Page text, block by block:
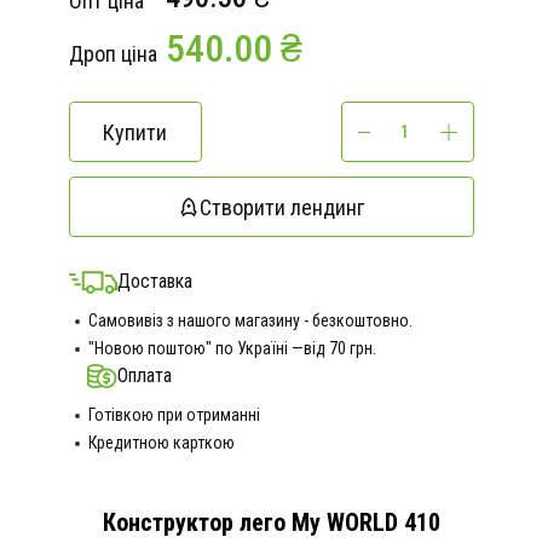
Дроп ціна 540.00 ₴
Купити
Створити лендинг
Доставка
Самовивіз з нашого магазину - безкоштовно.
"Новою поштою" по Україні —від 70 грн.
Оплата
Готівкою при отриманні
Кредитною карткою
Конструктор лего My WORLD 410